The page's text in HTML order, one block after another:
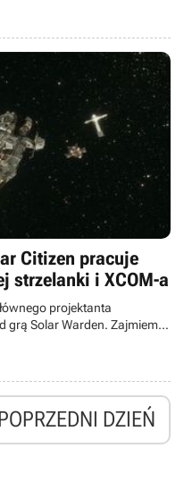
wśród użytkowników.
strzelanki i XCOM-a
projektanta
grą Solar Warden. Zajmiemy
osobiście walcząc w
do tego celu
DZIEŃ